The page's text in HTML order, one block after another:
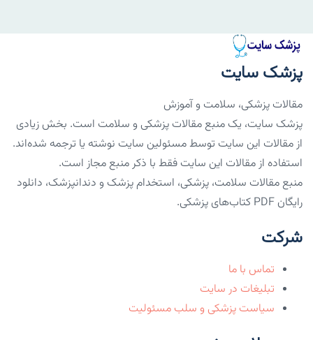
پزشک سایت
مقالات پزشکی، سلامت و آموزش
پزشک سایت، یک منبع مقالات پزشکی و سلامت است. بخش زیادی
از مقالات این سایت توسط مسئولین سایت نوشته یا ترجمه شده‌اند.
استفاده از مقالات این سایت فقط با ذکر منبع مجاز است.
منبع مقالات سلامت، پزشکی، استخدام پزشک و دندانپزشک، دانلود
رایگان PDF کتاب‌های پزشکی.
شرکت
تماس با ما
تبلیغات در سایت
سیاست پزشکی و سلب مسئولیت